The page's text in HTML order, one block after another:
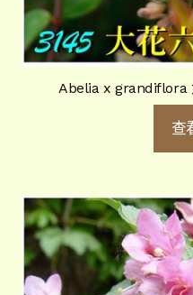
Abelia x grandiflora
查